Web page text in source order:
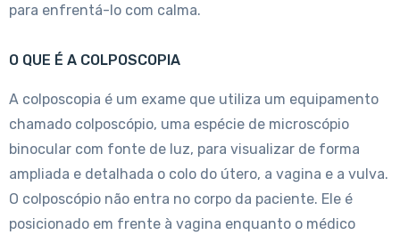
para enfrentá-lo com calma.
O QUE É A COLPOSCOPIA
A colposcopia é um exame que utiliza um equipamento
chamado colposcópio, uma espécie de microscópio
binocular com fonte de luz, para visualizar de forma
ampliada e detalhada o colo do útero, a vagina e a vulva.
O colposcópio não entra no corpo da paciente. Ele é
posicionado em frente à vagina enquanto o médico